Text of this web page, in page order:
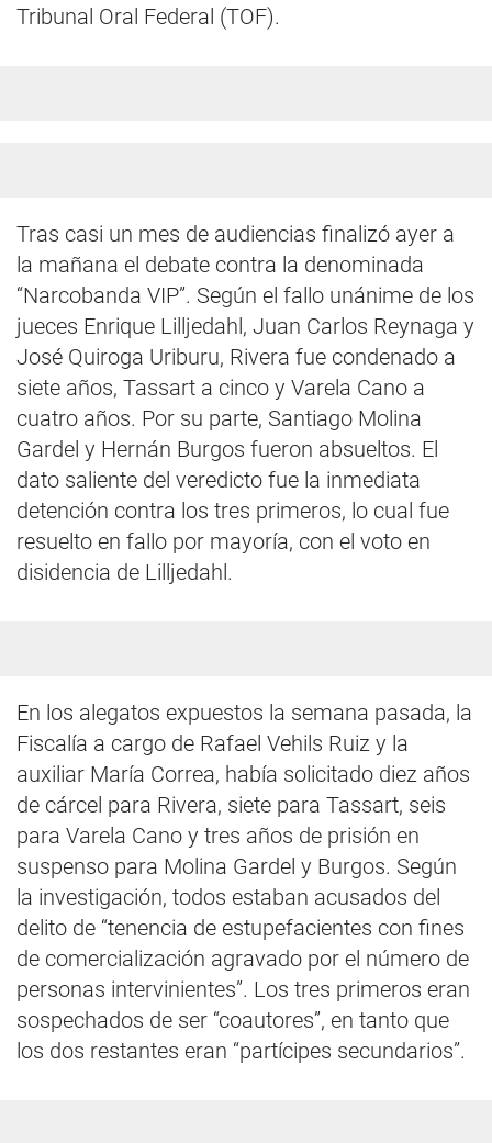
Tribunal Oral Federal (TOF).
Tras casi un mes de audiencias finalizó ayer a
la mañana el debate contra la denominada
“Narcobanda VIP”. Según el fallo unánime de los
jueces Enrique Lilljedahl, Juan Carlos Reynaga y
José Quiroga Uriburu, Rivera fue condenado a
siete años, Tassart a cinco y Varela Cano a
cuatro años. Por su parte, Santiago Molina
Gardel y Hernán Burgos fueron absueltos. El
dato saliente del veredicto fue la inmediata
detención contra los tres primeros, lo cual fue
resuelto en fallo por mayoría, con el voto en
disidencia de Lilljedahl.
En los alegatos expuestos la semana pasada, la
Fiscalía a cargo de Rafael Vehils Ruiz y la
auxiliar María Correa, había solicitado diez años
de cárcel para Rivera, siete para Tassart, seis
para Varela Cano y tres años de prisión en
suspenso para Molina Gardel y Burgos. Según
la investigación, todos estaban acusados del
delito de “tenencia de estupefacientes con fines
de comercialización agravado por el número de
personas intervinientes”. Los tres primeros eran
sospechados de ser “coautores”, en tanto que
los dos restantes eran “partícipes secundarios”.